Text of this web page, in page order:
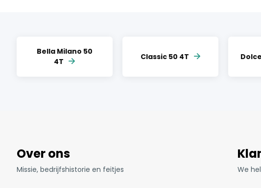
Bella Milano 50
4T
Classic 50 4T
Over ons
Missie, bedrijfshistorie en feitjes We